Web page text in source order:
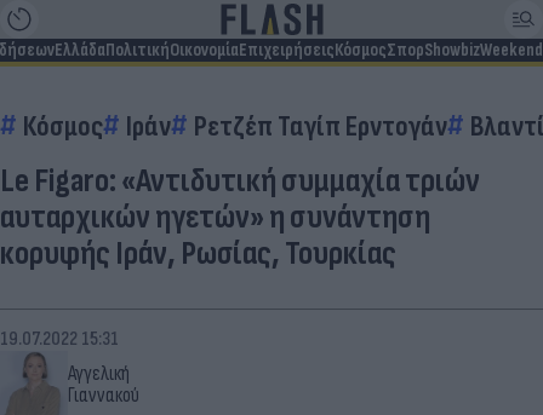
ΕλλάδαΠολιτικήΟικονομίαΕπιχειρήσειςΚόσμοςΣπορShowbizWeekend
Κόσμος Ιράν Ρετζέπ Ταγίπ Ερντογάν
Le Figaro: «Αντιδυτική συμμαχία τριών
αυταρχικών ηγετών» η συνάντηση
κορυφής Ιράν, Ρωσίας, Τουρκίας
Αγγελική
Γιαννακού
19.07.2022 15:31